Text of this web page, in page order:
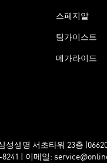
스페지알
팀가이스트
메가라이드
생명 서초타워 23층
| 이메일: